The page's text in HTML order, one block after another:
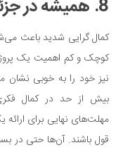
8. همیشه در جزئیات گم می‌شوید
کمال گرایی شدید باعث
کوچک و کم اهمیت یک
نیز خود را به خوبی نشان
بیش از حد در کمال
مهلت‌های نهایی برای
قول باشند. آن‌ها حتی در